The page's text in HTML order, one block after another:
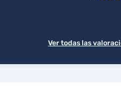
Ver todas las